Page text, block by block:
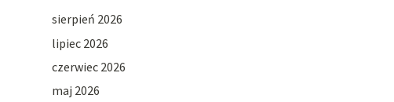
sierpień 2026
lipiec 2026
czerwiec 2026
maj 2026